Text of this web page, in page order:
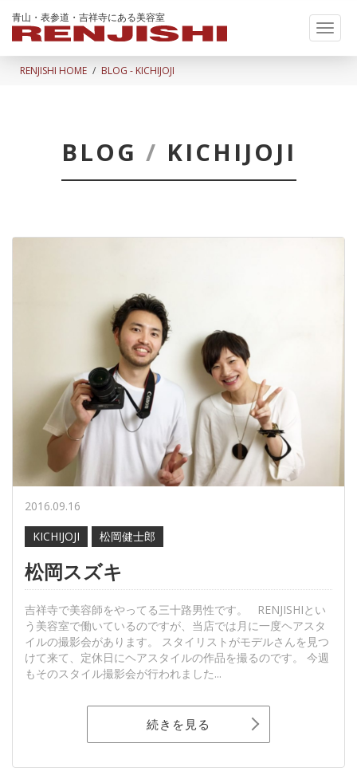
青山・表参道・吉祥寺にある美容室
RENJISHI HOME BLOG - KICHIJOJI
BLOG / KICHIJOJI
2016.09.16
KICHIJOJI
松岡健士郎
松岡スズキ
吉祥寺で美容師をやってる三十路男性です。 RENJISHIとい
う美容室で働いているのですが、当店では月に一度ヘアスタ
イルの撮影会があります。 スタイリストがモデルさんを見つ
けて来て、定休日にヘアスタイルの作品を撮るのです。 今週
もそのスタイル撮影会が行われました...
続きを見る